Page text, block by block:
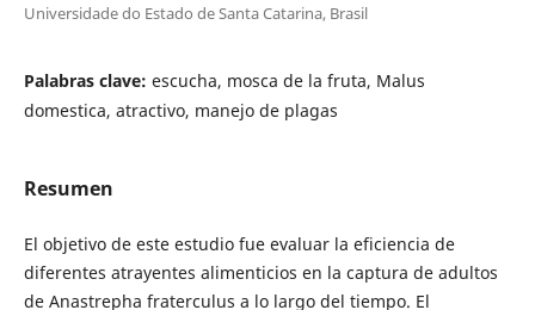
Universidade do Estado de Santa Catarina, Brasil
Palabras clave: escucha, mosca de la fruta, Malus
domestica, atractivo, manejo de plagas
Resumen
El objetivo de este estudio fue evaluar la eficiencia de
diferentes atrayentes alimenticios en la captura de adultos
de Anastrepha fraterculus a lo largo del tiempo. El